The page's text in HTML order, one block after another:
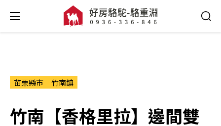
苗栗縣市 竹南鎮
竹南【香格里拉】邊間雙